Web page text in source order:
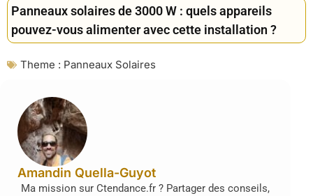
Panneaux solaires de 3000 W : quels appareils
pouvez-vous alimenter avec cette installation ?
Theme : Panneaux Solaires
Amandin Quella-Guyot
Ma mission sur Ctendance.fr ? Partager des conseils,